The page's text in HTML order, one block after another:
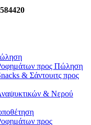
προς Πώληση
& Σάντουιτς προς
& Νερού
προς